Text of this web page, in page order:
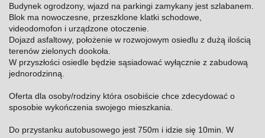
Budynek ogrodzony, wjazd na parkingi zamykany jest szlabanem.
Blok ma nowoczesne, przeszklone klatki schodowe,
videodomofon i urządzone otoczenie.
Dojazd asfaltowy, położenie w rozwojowym osiedlu z dużą ilością
terenów zielonych dookoła.
W przyszłości osiedle będzie sąsiadować wyłącznie z zabudową
jednorodzinną.
Oferta dla osoby/rodziny która osobiście chce zdecydować o
sposobie wykończenia swojego mieszkania.
Do przystanku autobusowego jest 750m i idzie się 10min. W